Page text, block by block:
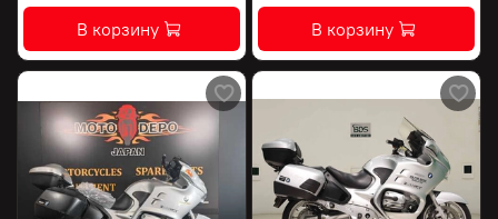
В корзину В корзину